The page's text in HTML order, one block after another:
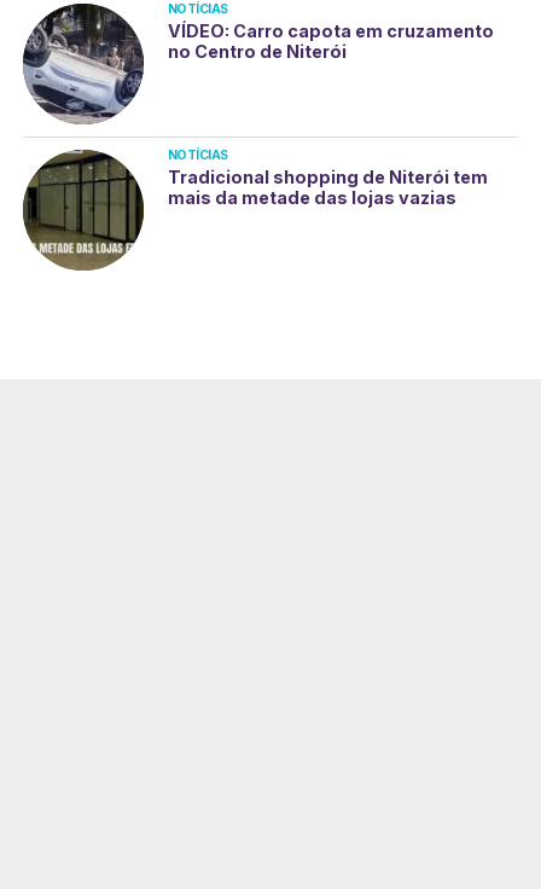
NOTÍCIAS
VÍDEO: Carro capota em cruzamento
no Centro de Niterói
NOTÍCIAS
Tradicional shopping de Niterói tem
mais da metade das lojas vazias